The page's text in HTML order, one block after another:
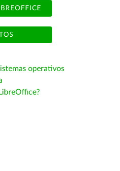
operativos